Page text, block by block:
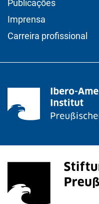
Publicações
Imprensa
Carreira profissional
<span
(link externo, abre